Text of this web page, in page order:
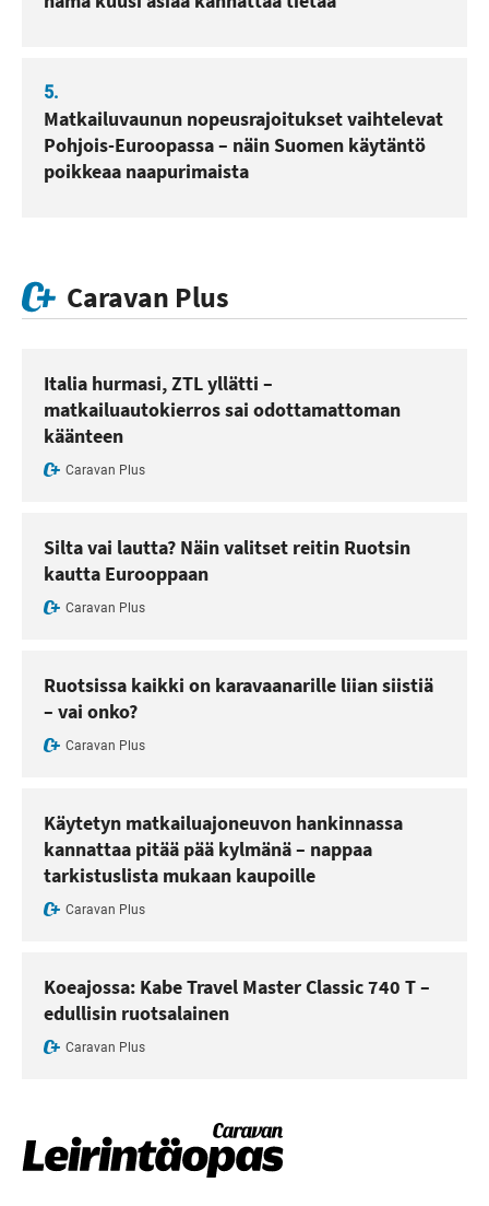
5.
Matkailuvaunun nopeusrajoitukset vaihtelevat
Pohjois-Euroopassa – näin Suomen käytäntö
poikkeaa naapurimaista
Caravan Plus
Italia hurmasi, ZTL yllätti –
matkailuautokierros sai odottamattoman
käänteen
Caravan Plus
Silta vai lautta? Näin valitset reitin Ruotsin
kautta Eurooppaan
Caravan Plus
Ruotsissa kaikki on karavaanarille liian siistiä
– vai onko?
Caravan Plus
Käytetyn matkailuajoneuvon hankinnassa
kannattaa pitää pää kylmänä – nappaa
tarkistuslista mukaan kaupoille
Caravan Plus
Koeajossa: Kabe Travel Master Classic 740 T –
edullisin ruotsalainen
Caravan Plus